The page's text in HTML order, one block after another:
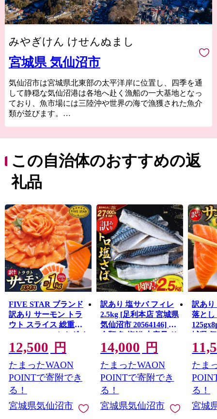
みやぎけん けせんぬまし
宮城県 気仙沼市
気仙沼市は宮城県北東部の太平洋岸に位置し、四季を通
して静穏な気仙沼港は各地へ赴く漁船の一大基地となっ
ており、魚市場には三陸沖や世界の海で漁獲された魚介
類が並びます。
人気の気仙沼ホルモンなどがあり、美食の街としての一
面も持っています。
東日本大震災では大きな被害を受けましたが、温かい御
支援により一歩ずつ復興の道を歩んでいます。「世界と
い。
この自治体のおすすめの返
礼品
FIVE STAR ブランド
訳あり サーモン トラ
ウト スライス 総重量
1kg 200g×5p [カネダイ
宮城県 気仙沼市
20565178] 魚 魚介類 刺
身 小分け 冷凍 鮭 さけ
海鮮 切り落とし 生食
用 真空パック さけ サ
ケ 食品 生食 サーモン
トラウト 手巻き寿司
12,500 円
たまったWAON
POINTで寄附でき
る！
宮城県気仙沼市
訳あり 塩サバ フィレ
2.5kg [足利本店 宮城県
気仙沼市 20564146] 魚
介類 魚 海鮮 大容量 サ
バ さば 鯖 サバフィレ
サバフィーレ 鯖フィ
レ トロサバ 訳アリ 訳
あり わけあり 切り身
冷凍
14,000 円
たまったWAON
POINTで寄附でき
る！
宮城県気仙沼市
訳あり
落とし
城県
お刺し
生 生
鮭 銀
介
たま
る！
宮城